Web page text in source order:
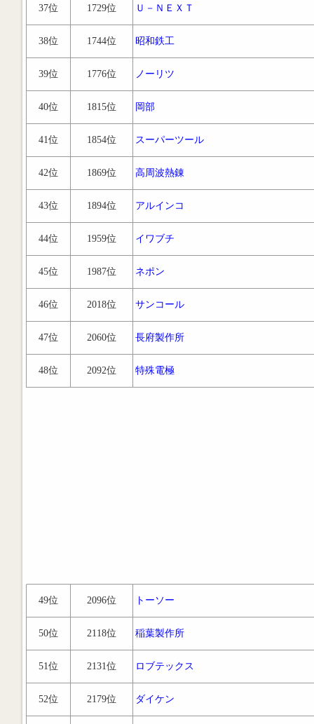
37位 1729位 Ｕ－ＮＥＸＴ
38位 1744位 昭和鉄工
39位 1776位 ノーリツ
40位 1815位 岡部
41位 1854位 スーパーツール
42位 1869位 高周波熱錬
43位 1894位 アルインコ
44位 1959位 イワブチ
45位 1987位 ネポン
46位 2018位 サンコール
47位 2060位 長府製作所
48位 2092位 特殊電極
49位 2096位 トーソー
50位 2118位 稲葉製作所
51位 2131位 ロブテックス
52位 2179位 ダイケン